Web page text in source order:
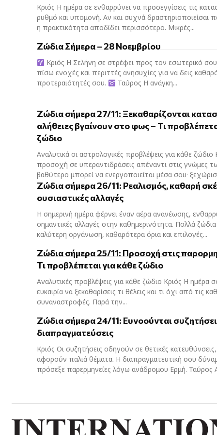
Κριός Η ημέρα σε ενθαρρύνει να προσεγγίσεις τις
ρυθμό και υπομονή. Αν και συχνά δραστηριοποιείσαι
η πρακτικότητα αποδίδει περισσότερο. Μικρές...
Ζώδια Σήμερα – 28 Νοεμβρίου
Κριός Η Σελήνη σε στρέφει προς τον εσωτερικό
πίσω ενοχές και περιττές ανησυχίες για να δεις
προτεραιότητές σου.
Ταύρος Η ανάγκη...
Ζώδια σήμερα 27/11: Ξεκαθαρίζονται
αλήθειες βγαίνουν στο φως – Τι
ζώδιο
Αναλυτικά οι αστρολογικές προβλέψεις για κάθε
προσοχή σε υπεραντιδράσεις απέναντι στις γνώμες
βαθύτερο μπορεί να ενεργοποιείται μέσα σου·
Ζώδια σήμερα 26/11: Ρεαλισμός, καθαρή
ουσιαστικές αλλαγές
Η σημερινή ημέρα φέρνει έναν αέρα ανανέωσης,
σημαντικές αλλαγές στην καθημερινότητα. Πολλά
καλύτερη οργάνωση, καθαρότερα όρια και επιλογές...
Ζώδια σήμερα 25/11: Προσοχή στις
Τι προβλέπεται για κάθε ζώδιο
Αναλυτικές προβλέψεις για κάθε ζώδιο Κριός Η ημέρα
ευκαιρία να ξεκαθαρίσεις τι θέλεις και τι όχι από τις
συναναστροφές. Παρά την...
Ζώδια σήμερα 24/11: Ευνοούνται
διαπραγματεύσεις
Κριός Οι συζητήσεις οδηγούν σε θετικές
αφορούν παλιά θέματα. Η διαπραγματευτική σου
πρόσεξε παρερμηνείες λόγω ανάδρομου Ερμή. Ταύρος